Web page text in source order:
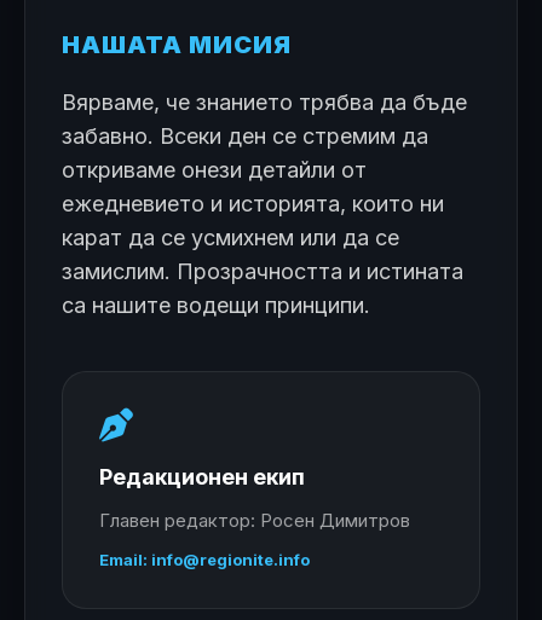
НАШАТА МИСИЯ
Вярваме, че знанието трябва да бъде
забавно. Всеки ден се стремим да
откриваме онези детайли от
ежедневието и историята, които ни
карат да се усмихнем или да се
замислим. Прозрачността и истината
са нашите водещи принципи.
Редакционен екип
Главен редактор: Росен Димитров
Email: info@regionite.info